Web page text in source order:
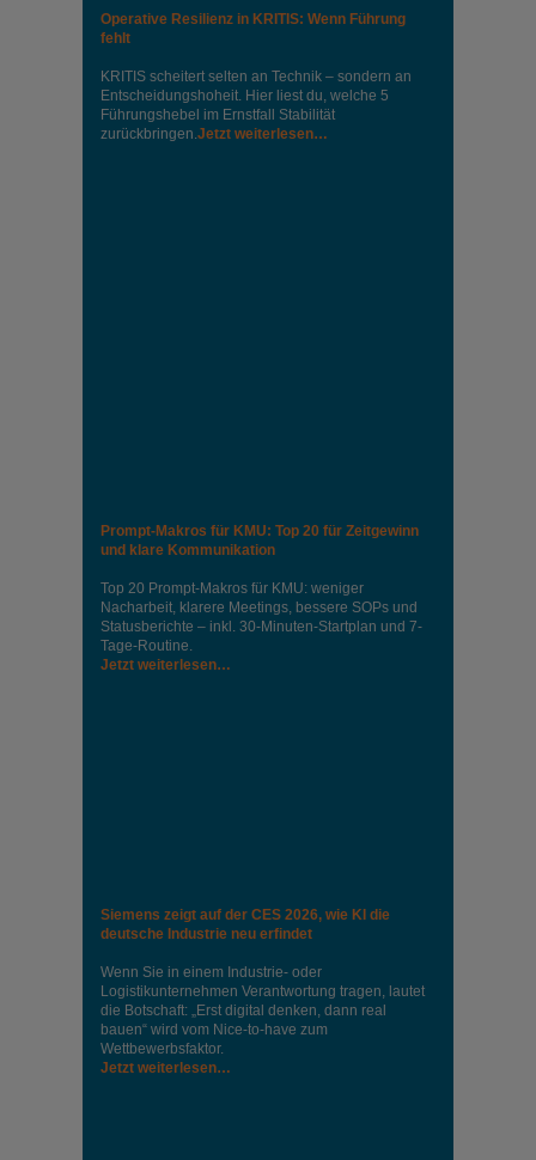
Operative Resilienz in KRITIS: Wenn Führung
fehlt
KRITIS scheitert selten an Technik – sondern an
Entscheidungshoheit. Hier liest du, welche 5
Führungshebel im Ernstfall Stabilität
zurückbringen.Jetzt weiterlesen…
Prompt-Makros für KMU: Top 20 für Zeitgewinn
und klare Kommunikation
Top 20 Prompt-Makros für KMU: weniger
Nacharbeit, klarere Meetings, bessere SOPs und
Statusberichte – inkl. 30-Minuten-Startplan und 7-
Tage-Routine.
Jetzt weiterlesen…
Siemens zeigt auf der CES 2026, wie KI die
deutsche Industrie neu erfindet
Wenn Sie in einem Industrie‑ oder
Logistikunternehmen Verantwortung tragen, lautet
die Botschaft: „Erst digital denken, dann real
bauen“ wird vom Nice‑to‑have zum
Wettbewerbsfaktor.
Jetzt weiterlesen…